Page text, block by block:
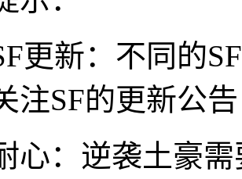
更新：不同的
注SF的更新公
心：逆袭土豪